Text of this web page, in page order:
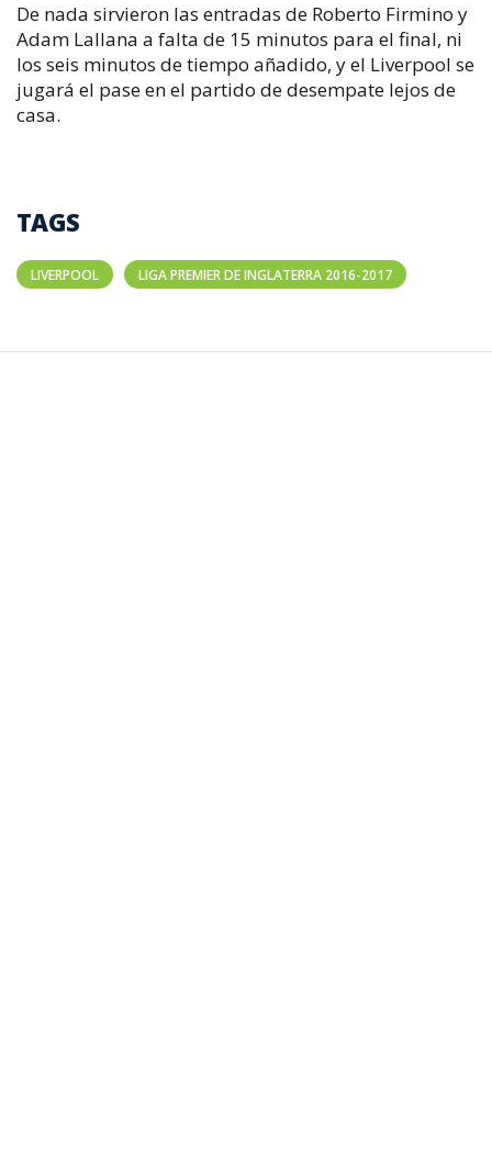
De nada sirvieron las entradas de Roberto Firmino y
Adam Lallana a falta de 15 minutos para el final, ni
los seis minutos de tiempo añadido, y el Liverpool se
jugará el pase en el partido de desempate lejos de
casa.
TAGS
LIVERPOOL LIGA PREMIER DE INGLATERRA 2016-2017